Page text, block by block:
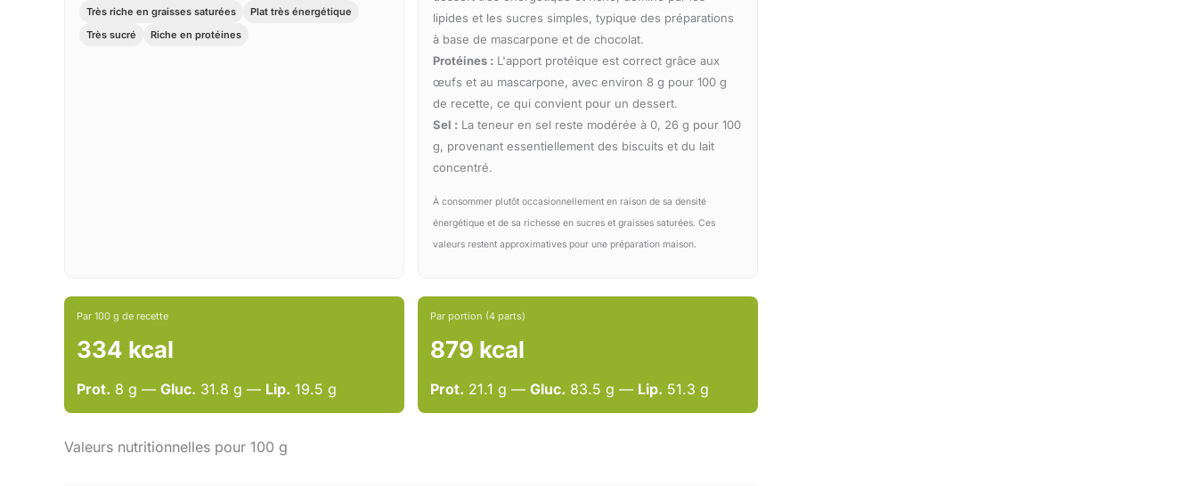
Très riche en graisses saturées
Plat très énergétique
Très sucré
Riche en protéines
lipides et les sucres simples, typique des préparations
à base de mascarpone et de chocolat.
Protéines : L'apport protéique est correct grâce aux
œufs et au mascarpone, avec environ 8 g pour 100 g
de recette, ce qui convient pour un dessert.
Sel : La teneur en sel reste modérée à 0, 26 g pour 100
g, provenant essentiellement des biscuits et du lait
concentré.
À consommer plutôt occasionnellement en raison de sa densité
énergétique et de sa richesse en sucres et graisses saturées. Ces
valeurs restent approximatives pour une préparation maison.
Par 100 g de recette
334 kcal
Prot. 8 g — Gluc. 31.8 g — Lip. 19.5 g
Par portion (4 parts)
879 kcal
Prot. 21.1 g —Gluc. 83.5 g — Lip. 51.3 g
Valeurs nutritionnelles pour 100 g